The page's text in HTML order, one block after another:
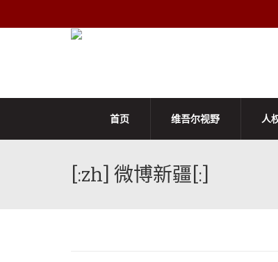
首页 维吾尔视野 人
[:zh] 微博新疆[:]